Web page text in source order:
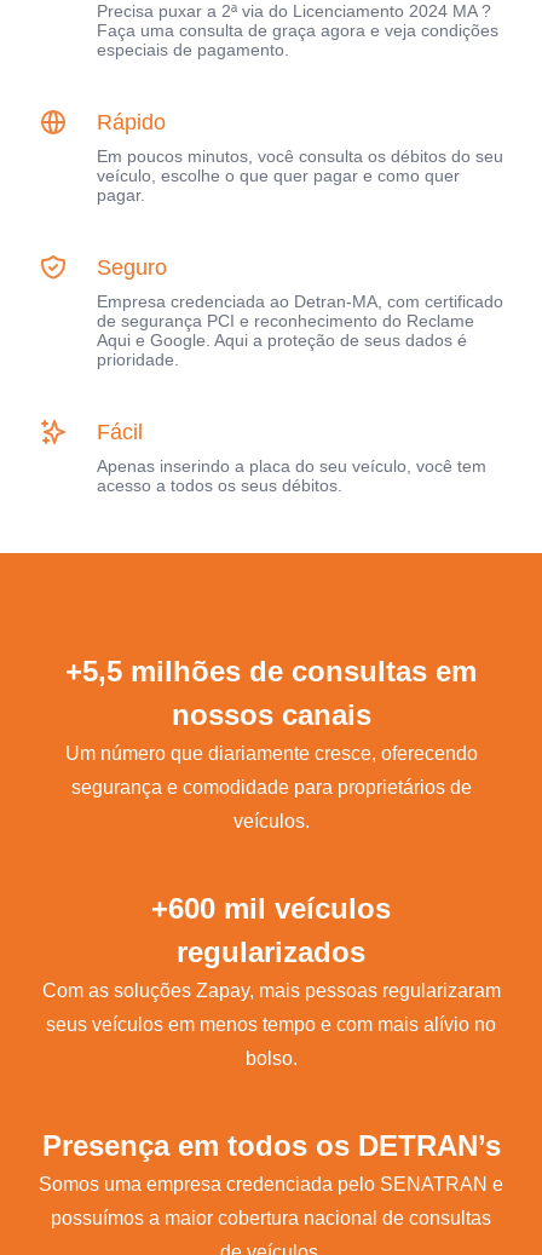
Precisa puxar a 2ª via do Licenciamento 2024 MA ?
Faça uma consulta de graça agora e veja condições
especiais de pagamento.
Rápido
Em poucos minutos, você consulta os débitos do seu
veículo, escolhe o que quer pagar e como quer
pagar.
Seguro
Empresa credenciada ao Detran-MA, com certificado
de segurança PCI e reconhecimento do Reclame
Aqui e Google. Aqui a proteção de seus dados é
prioridade.
Fácil
Apenas inserindo a placa do seu veículo, você tem
acesso a todos os seus débitos.
+5,5 milhões de consultas em
nossos canais
Um número que diariamente cresce, oferecendo
segurança e comodidade para proprietários de
veículos.
+600 mil veículos
regularizados
Com as soluções Zapay, mais pessoas regularizaram
seus veículos em menos tempo e com mais alívio no
bolso.
Presença em todos os DETRAN’s
Somos uma empresa credenciada pelo SENATRAN e
possuímos a maior cobertura nacional de consultas